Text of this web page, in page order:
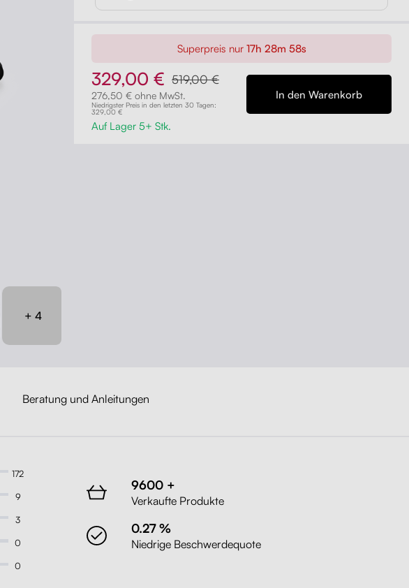
+ 4
Liftor Active, orange (echtes Leder)
Liftor Active, rosa (Meshgewebe)
Rosa
Superpreis nur 17h 28m 57s
329,00 € 519,00 €
276,50 € ohne MwSt.
Niedrigster Preis in den letzten 30 Tagen:
329,00 €
Auf Lager 5+ Stk.
Beratung und Anleitungen
172
9
3
0
0
9600 +
Verkaufte Produkte
0.27 %
Niedrige Beschwerdequote